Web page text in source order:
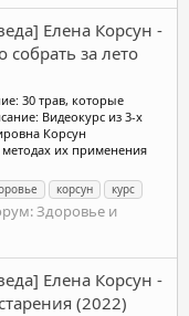
Елена Корсун -
за лето
30 трав, которые
Видеокурс из 3-х
Корсун
их применения
корсун
курс
Здоровье и
Елена Корсун -
(2022)